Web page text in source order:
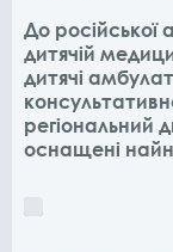
До російської
дитячій
дитячі
регіональний
оснащені